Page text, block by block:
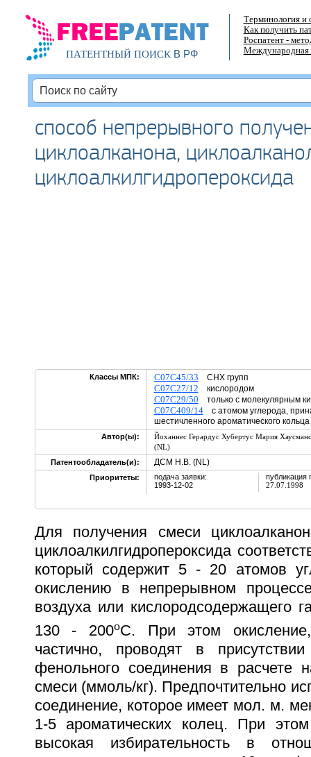
ПАТЕНТНЫЙ ПОИСКВ РФ
Терминология и
Как получить
Роспатент -
Международная
способ непрерывного
циклоалканона,
циклоалкилгидропероксида
Классы МПК: C07C45/33 CHX групп
C07C27/12 кислородом
C07C29/50 только с молекулярным
C07C409/14с атомом углерода,
шестичленного ароматического кольца
Автор(ы):
Йоханнес Герардус Хубертус Мария
(NL)
Патентообладатель(и):
ДСМ Н.В. (NL)
Приоритеты:
подача заявки:
1993-12-02
публикация
27.07.1998
Для получения смеси
циклоалкилгидропероксида
который содержит 5 - 20 атомов
окислению в непрерывном
воздуха или кислородсодержащего
130 - 200oC. При этом
частично, проводят в
фенольного соединения в расчете
смеси (ммоль/кг). Предпочтительно
соединение, которое имеет мол. м.
1-5 ароматических колец. При
высокая избирательность в